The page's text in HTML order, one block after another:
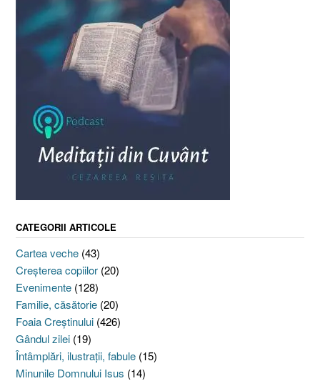
CATEGORII ARTICOLE
Cartea veche (43)
Creşterea copiilor (20)
Evenimente (128)
Familie, căsătorie (20)
Foaia Creştinului (426)
Gândul zilei (19)
Întâmplări, ilustraţii, fabule (15)
Minunile Domnului Isus (14)